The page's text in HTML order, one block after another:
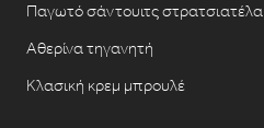
Παγωτό σάντουιτς στρατσιατέλα
Αθερίνα τηγανητή
Κλασική κρεμ μπρουλέ